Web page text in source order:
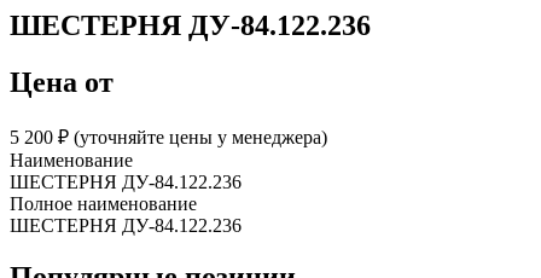
ШЕСТЕРНЯ ДУ-84.122.236
Цена от
5 200 ₽︁ (уточняйте цены у менеджера)
Наименование
ШЕСТЕРНЯ ДУ-84.122.236
Полное наименование
ШЕСТЕРНЯ ДУ-84.122.236